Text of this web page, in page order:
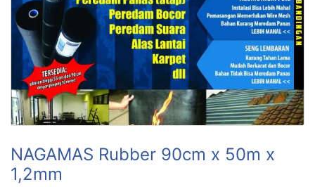
NAGAMAS Rubber 90cm x 50m x
1,2mm